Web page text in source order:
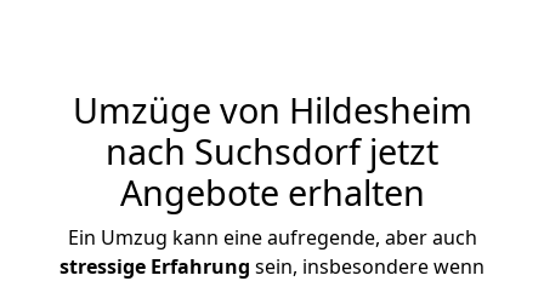
Umzüge von Hildesheim
nach Suchsdorf jetzt
Angebote erhalten
Ein Umzug kann eine aufregende, aber auch
stressige Erfahrung sein, insbesondere wenn